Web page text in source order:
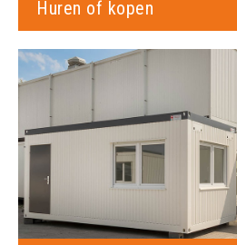
Huren of kopen